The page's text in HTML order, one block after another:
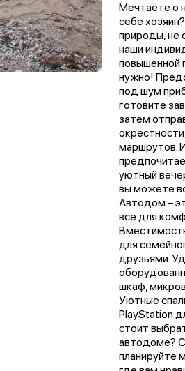
Мечтаете о
себе
природы, не
наши
повышенной
нужно!
под шум
готовите
затем
маршрутов.
уютный
вы можете
Автодом –
все для
для
друзьями.
шкаф,
Уютные
PlayStation
стоит
автодоме?
планируйте